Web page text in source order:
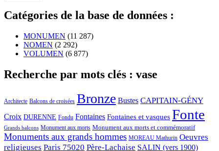
Catégories de la base de données :
MONUMEN (11 287)
NOMEN (2 292)
VOLUMEN (6 877)
Recherche par mots clés : vase
Architecte Balcons de croisées Bronze Bustes CAPITAIN-GÉNY
Croix DURENNE Fondu Fontaines Fontaines et vasques Fonte
Grands balcons Monument aux morts Monument aux morts et commémoratif
Monuments aux grands hommes MOREAU Mathurin Oeuvres
religieuses Paris 75020 Père-Lachaise SALIN (vers 1900)